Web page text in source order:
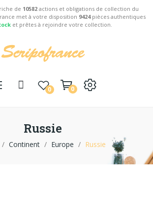
de 10582 actions et obligations de collection du
met à votre disposition 9424pièces authentiques
et prêtes à rejoindre votre collection.
0 0
Russie
Continent Europe Russie